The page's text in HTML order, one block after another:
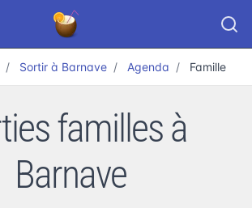
Sortir à Barnave Agenda Famille
familles à
Barnave